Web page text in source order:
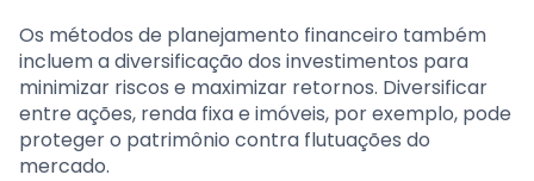
Os métodos de planejamento financeiro também
incluem a diversificação dos investimentos para
minimizar riscos e maximizar retornos. Diversificar
entre ações, renda fixa e imóveis, por exemplo, pode
proteger o patrimônio contra flutuações do
mercado.